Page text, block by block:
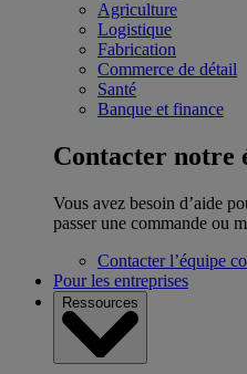
Agriculture
Logistique
Fabrication
Commerce de détail
Santé
Banque et finance
Contacter notre
Vous avez besoin d’aide
passer une commande ou
Contacter l’équipe
Pour les entreprises
Ressources